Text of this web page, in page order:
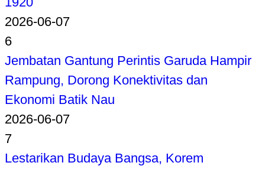
2026-06-07
6
Jembatan Gantung Perintis Garuda Hampir
Rampung, Dorong Konektivitas dan
Ekonomi Batik Nau
2026-06-07
7
Lestarikan Budaya Bangsa, Korem